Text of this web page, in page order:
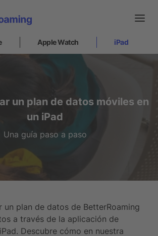
Apple Watch iPad
un plan de datos móviles en
un iPad
Una guía paso a paso
un plan de datos de BetterRoaming
a través de la aplicación de
Descubre cómo en nuestra